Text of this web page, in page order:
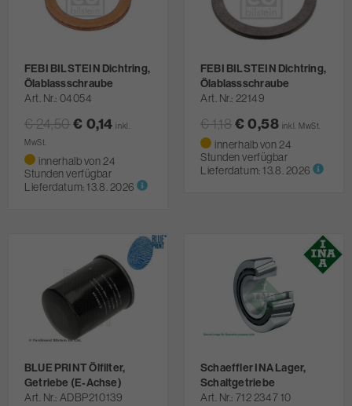
FEBI BILSTEIN Dichtring,
Ölablassschraube
Art. Nr. 04054
€ 24,50€ 0,14inkl.
MwSt.
innerhalb von 24
Stunden verfügbar
Lieferdatum:13.8. 2026
FEBI BILSTEIN Dichtring,
Ölablassschraube
Art. Nr. 22149
€ 1,18€ 0,58 inkl. MwSt.
innerhalb von 24
Stunden verfügbar
Lieferdatum:13.8. 2026
BLUE PRINT Ölfilter,
Getriebe (E-Achse)
Art. Nr. ADBP210139
Schaeffler INA Lager,
Schaltgetriebe
Art. Nr. 712 2347 10